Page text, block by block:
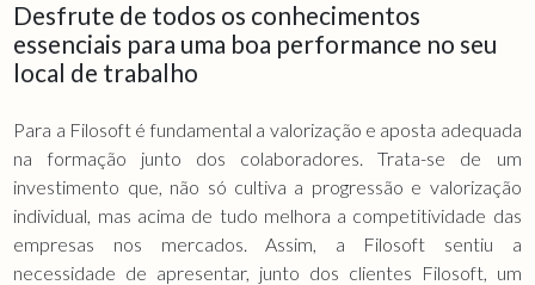
Desfrute de todos os conhecimentos
essenciais para uma boa performance no seu
local de trabalho
Para a Filosoft é fundamental a valorização e aposta adequada
na formação junto dos colaboradores. Trata-se de um
investimento que, não só cultiva a progressão e valorização
individual, mas acima de tudo melhora a competitividade das
empresas nos mercados. Assim, a Filosoft sentiu a
necessidade de apresentar, junto dos clientes Filosoft, um